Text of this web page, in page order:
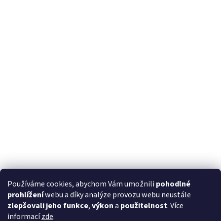
Používáme cookies, abychom Vám umožnili pohodlné
prohlíženíwebu a díky analýze provozu webu neustále
zlepšovali jeho funkce,výkona použitelnost. Více
informacízde.